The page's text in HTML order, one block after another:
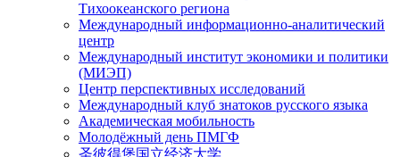
Тихоокеанского региона
Международный информационно-аналитический
центр
Международный институт экономики и политики
(МИЭП)
Центр перспективных исследований
Международный клуб знатоков русского языка
Академическая мобильность
Молодёжный день ПМГФ
圣彼得堡国立经济大学